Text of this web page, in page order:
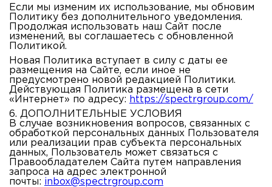
Если мы изменим их использование, мы обновим
Политику без дополнительного уведомления.
Продолжая использовать наш Сайт после
изменений, вы соглашаетесь с обновленной
Политикой.
Новая Политика вступает в силу с даты ее
размещения на Сайте, если иное не
предусмотрено новой редакцией Политики.
Действующая Политика размещена в сети
«Интернет» по адресу: https://spectrgroup.com/
6. ДОПОЛНИТЕЛЬНЫЕ УСЛОВИЯ
В случае возникновения вопросов, связанных с
обработкой персональных данных Пользователя
или реализации прав субъекта персональных
данных, Пользователь может связаться с
Правообладателем Сайта путем направления
запроса на адрес электронной
почты: inbox@spectrgroup.com